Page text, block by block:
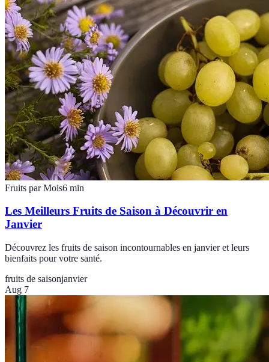
Fruits par Mois6 min
Les Meilleurs Fruits de Saison à Découvrir en
Janvier
Découvrez les fruits de saison incontournables en janvier et leurs
bienfaits pour votre santé.
fruits de saisonjanvier
Aug 7